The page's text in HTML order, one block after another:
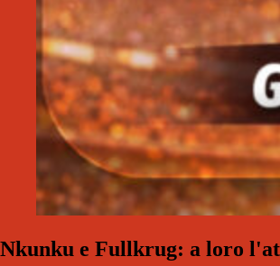
Nkunku e Fullkrug: a loro